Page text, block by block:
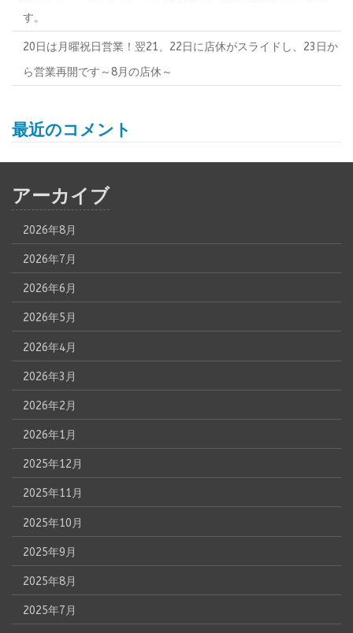
す。
20日は月曜祝日営業！翌21、22日に店休がスライドし、23日か
ら営業再開です～8月の店休～
最近のコメント
アーカイブ
2026年8月
2026年7月
2026年6月
2026年5月
2026年4月
2026年3月
2026年2月
2026年1月
2025年12月
2025年11月
2025年10月
2025年9月
2025年8月
2025年7月